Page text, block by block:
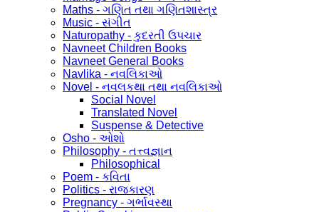
Maths - ગણિત તથા ગણિતશાસ્ત્ર
Music - સંગીત
Naturopathy - કુદરતી ઉપચાર
Navneet Children Books
Navneet General Books
Navlika - નવલિકાઓ
Novel - નવલકથા તથા નવલિકાઓ
Social Novel
Translated Novel
Suspense & Detective
Osho - ઓશો
Philosophy - તત્ત્વજ્ઞાન
Philosophical
Poem - કવિતા
Politics - રાજકારણ
Pregnancy - ગર્ભાવસ્થા